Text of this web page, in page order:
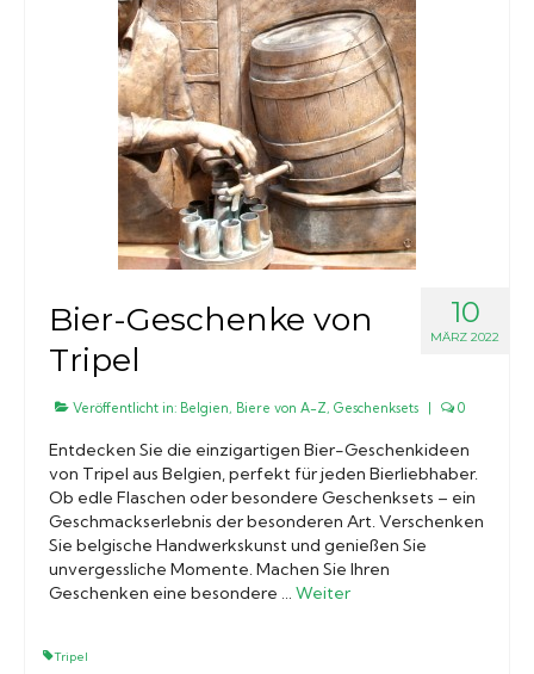
10
MÄRZ 2022
Bier-Geschenke von
Tripel
Veröffentlicht in: Belgien, Biere von A-Z, Geschenksets 0
Entdecken Sie die einzigartigen Bier-Geschenkideen
von Tripel aus Belgien, perfekt für jeden Bierliebhaber.
Ob edle Flaschen oder besondere Geschenksets – ein
Geschmackserlebnis der besonderen Art. Verschenken
Sie belgische Handwerkskunst und genießen Sie
unvergessliche Momente. Machen Sie Ihren
Geschenken eine besondere … Weiter
Tripel